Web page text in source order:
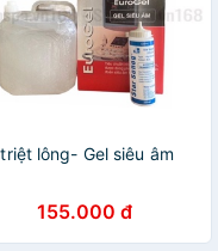
lông- Gel siêu âm
155.000 đ